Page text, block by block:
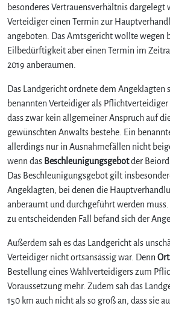
besonderes Vertrauensverhältnis dargelegt
Verteidiger einen Termin zur
angeboten. Das Amtsgericht wollte wegen
Eilbedürftigkeit aber einen Termin im
2019 anberaumen.
Das Landgericht ordnete dem Angeklagten
benannten Verteidiger als Pflichtverteidiger
dass zwar kein allgemeiner Anspruch auf
gewünschten Anwalts bestehe. Ein
allerdings nur in Ausnahmefällen nicht
wenn das Beschleunigungsgebotder
Das Beschleunigungsgebot gilt
Angeklagten, bei denen die
anberaumt und durchgeführt werden
zu entscheidenden Fall befand sich der
Außerdem sah es das Landgericht als
Verteidiger nicht ortsansässig war. Denn
Bestellung eines Wahlverteidigers zum
Voraussetzung mehr. Zudem sah das
150 km auch nicht als so groß an, dass sie